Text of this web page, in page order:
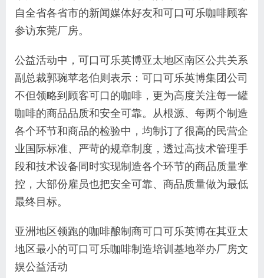
自全省各省市的新闻媒体好友和可口可乐咖啡顾客
参访东莞厂房。
公益活动中，可口可乐英博亚太地区南区公共关系
副总裁郭琬苹老伯则表示：可口可乐英博集团公司
不但领略到顾客可口的咖啡，更为高度关注每一罐
咖啡的商品品质和安全可靠。从根源、每两个制造
各个环节和商品的检验中，均制订了很高的民营企
业国际标准、严苛的规章制度，透过高技术管理手
段和技术设备同时实现制造各个环节的商品质量掌
控，大部份雇员也把安全可靠、商品质量做为最低
最终目标。
亚洲地区领跑的咖啡酿制商可口可乐英博在其亚太
地区最小的可口可乐咖啡制造培训基地举办厂房文
娱公益活动